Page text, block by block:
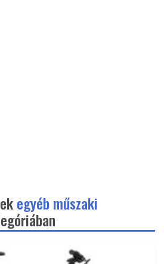
egyéb műszaki